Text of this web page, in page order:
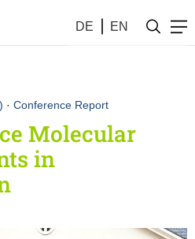
DE EN
· Conference Report
Molecular
in